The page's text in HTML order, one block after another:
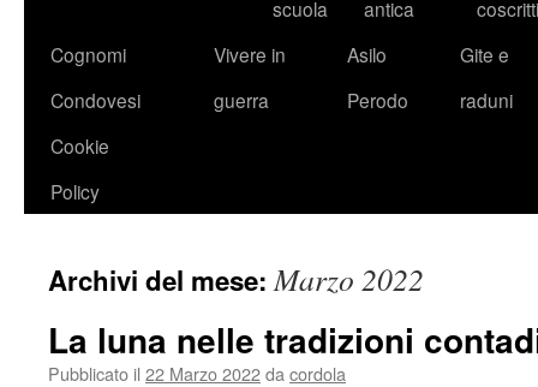
scuola
antica
coscritti
Cognomi
Condovesi
Vivere in
guerra
Asilo
Perodo
Gite e
raduni
Cookie
Policy
Archivi del mese:Marzo 2022
La luna nelle tradizioni
Pubblicato il 22 Marzo 2022da cordola